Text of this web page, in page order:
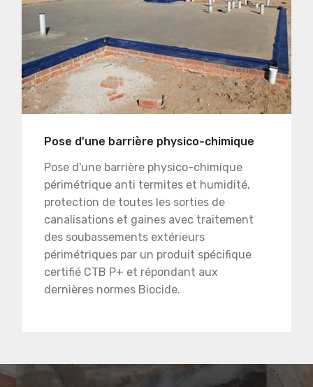
Pose d'une barrière physico-chimique
Pose d'une barrière physico-chimique
périmétrique anti termites et humidité,
protection de toutes les sorties de
canalisations et gaines avec traitement
des soubassements extérieurs
périmétriques par un produit spécifique
certifié CTB P+ et répondant aux
dernières normes Biocide.